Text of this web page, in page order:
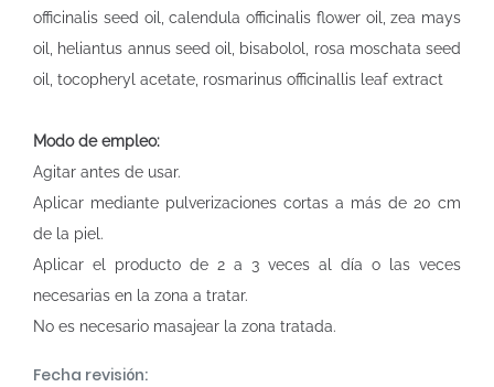
officinalis seed oil, calendula officinalis flower oil, zea mays
oil, heliantus annus seed oil, bisabolol, rosa moschata seed
oil, tocopheryl acetate, rosmarinus officinallis leaf extract
Modo de empleo:
Agitar antes de usar.
Aplicar mediante pulverizaciones cortas a más de 20 cm
de la piel.
Aplicar el producto de 2 a 3 veces al día o las veces
necesarias en la zona a tratar.
No es necesario masajear la zona tratada.
Fecha revisión: